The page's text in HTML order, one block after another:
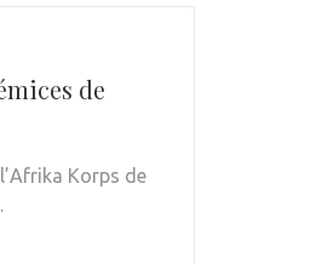
de
Korps de